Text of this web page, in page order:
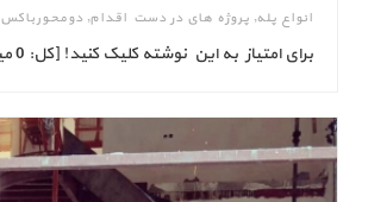
انواع پله, پروژه های در دست اقدام, دومحورباکس
برای امتیاز به این نوشته کلیک کنید! [کل: 0 میانگین: 0]